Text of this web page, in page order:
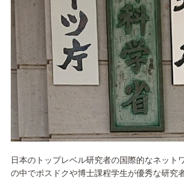
日本のトップレベル研究者の国際的なネット
の中でポスドクや博士課程学生が優秀な研究